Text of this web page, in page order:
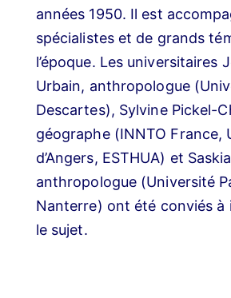
années 1950. Il est
spécialistes et de grands
l’époque. Les universitaires
Urbain, anthropologue
Descartes), Sylvine Pickel-
géographe (INNTO France,
d’Angers, ESTHUA) et
anthropologue (Université
Nanterre) ont été conviés à
le sujet.